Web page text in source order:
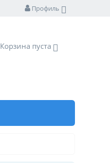
Профиль
Корзина пуста